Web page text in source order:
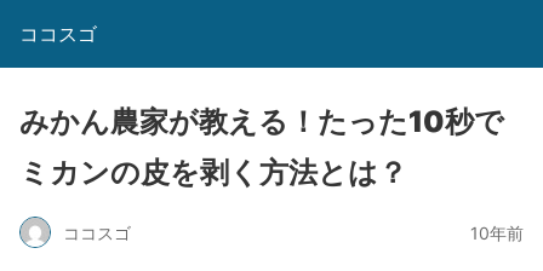
ココスゴ
みかん農家が教える！たった10秒で
ミカンの皮を剥く方法とは？
ココスゴ 10年前